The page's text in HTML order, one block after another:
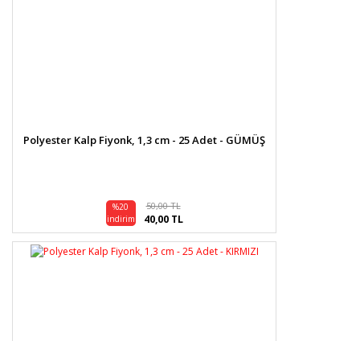
Polyester Kalp Fiyonk, 1,3 cm - 25 Adet - GÜMÜŞ
%20
indirim
50,00 TL
40,00 TL